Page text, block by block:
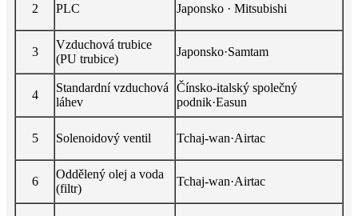
2 PLC Japonsko · Mitsubishi
3
Vzduchová trubice
(PU trubice)
Japonsko·Samtam
4
Standardní vzduchová
láhev
Čínsko-italský společný
podnik·Easun
5 Solenoidový ventil Tchaj-wan·Airtac
6
Oddělený olej a voda
(filtr)
Tchaj-wan·Airtac